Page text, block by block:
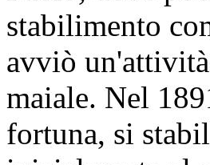
stabilimento
avviò
maiale. Nel
fortuna, si